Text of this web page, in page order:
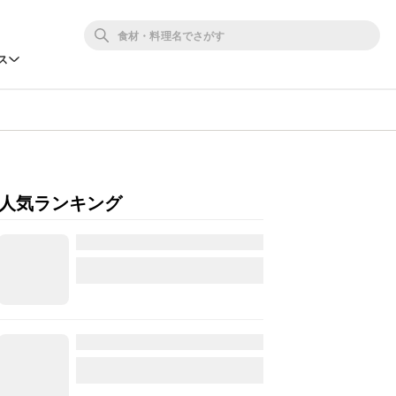
人気ランキング